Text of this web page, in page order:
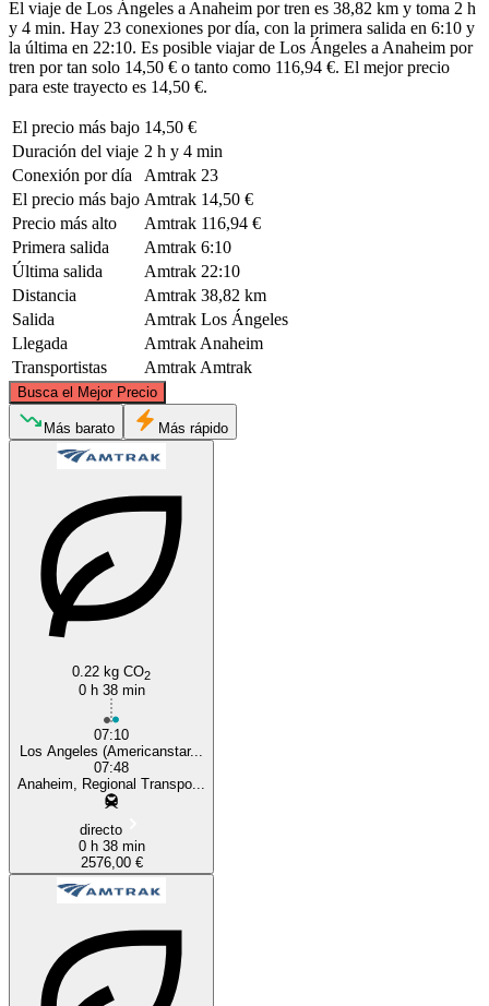
El viaje de Los Ángeles a Anaheim por tren es 38,82 km y toma 2 h
y 4 min. Hay 23 conexiones por día, con la primera salida en 6:10 y
la última en 22:10. Es posible viajar de Los Ángeles a Anaheim por
tren por tan solo 14,50 € o tanto como 116,94 €. El mejor precio
para este trayecto es 14,50 €.
El precio más bajo 14,50 €
Duración del viaje 2 h y 4 min
Conexión por día
Amtrak 23
El precio más bajo Amtrak 14,50 €
Precio más alto
Amtrak 116,94 €
Primera salida
Amtrak 6:10
Última salida
Amtrak 22:10
Distancia
Amtrak 38,82 km
Salida
Amtrak Los Ángeles
Llegada
Amtrak Anaheim
Transportistas
Amtrak Amtrak
Busca el Mejor Precio
Los Angeles, CA
©
Más barato Más rápido
0.22 kg CO2
0 h 38 min
07:10
Los Angeles (Americanstar...
07:48
Anaheim, Regional Transpo...
directo
0 h 38 min
2576,00 €